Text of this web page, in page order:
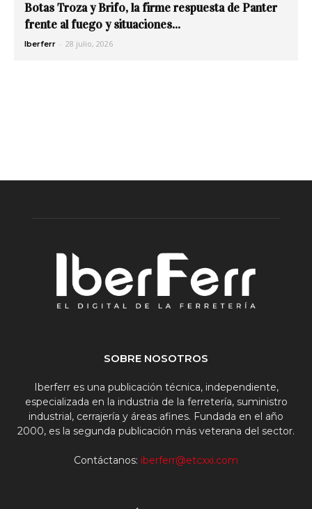
Botas Troza y Brifo, la firme respuesta de Panter
frente al fuego y situaciones...
Iberferr - 28 julio, 2026
SOBRE NOSOTROS
Iberferr es una publicación técnica, independiente,
especializada en la industria de la ferretería, suministro
industrial, cerrajería y áreas afines. Fundada en el año
2000, es la segunda publicación más veterana del sector.
Contáctanos: iberferr@etcxxi.com